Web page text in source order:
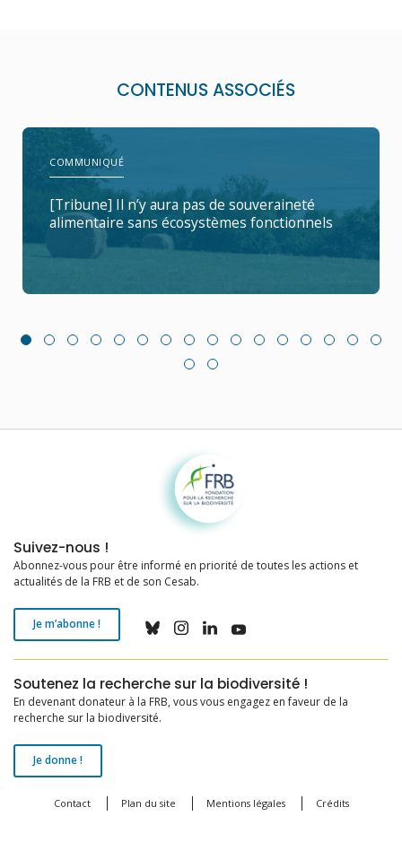
CONTENUS ASSOCIÉS
COMMUNIQUÉ
[Tribune] Il n’y aura pas de souveraineté
alimentaire sans écosystèmes fonctionnels
Fondation pour la recherche sur la biodiversité
Suivez-nous !
Abonnez-vous pour être informé en priorité de toutes les actions et
actualités de la FRB et de son Cesab.
Je m’abonne !
Soutenez la recherche sur la biodiversité !
En devenant donateur à la FRB, vous vous engagez en faveur de la
recherche sur la biodiversité.
Je donne !
Contact Plan du site Mentions légales Crédits